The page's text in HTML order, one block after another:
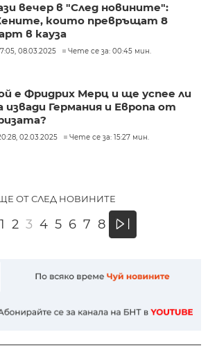
вечер в "След новините":
които превръщат 8
в кауза
08.03.2025 Чете се за: 00:45 мин.
е Фридрих Мерц и ще успее ли
извади Германия и Европа от
02.03.2025 Чете се за: 15:27 мин.
ОТ СЛЕД НОВИНИТЕ
1 2 3 4 5 6 7 8 »